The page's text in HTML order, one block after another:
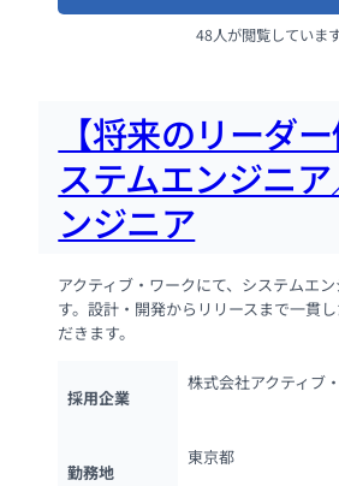
48人が閲覧していま
【将来のリーダ
ステムエンジニ
ンジニア
アクティブ・ワークにて、システムエ
す。設計・開発からリリースまで一貫
だきます。
採用企業
株式会社アクティブ
勤務地
東京都